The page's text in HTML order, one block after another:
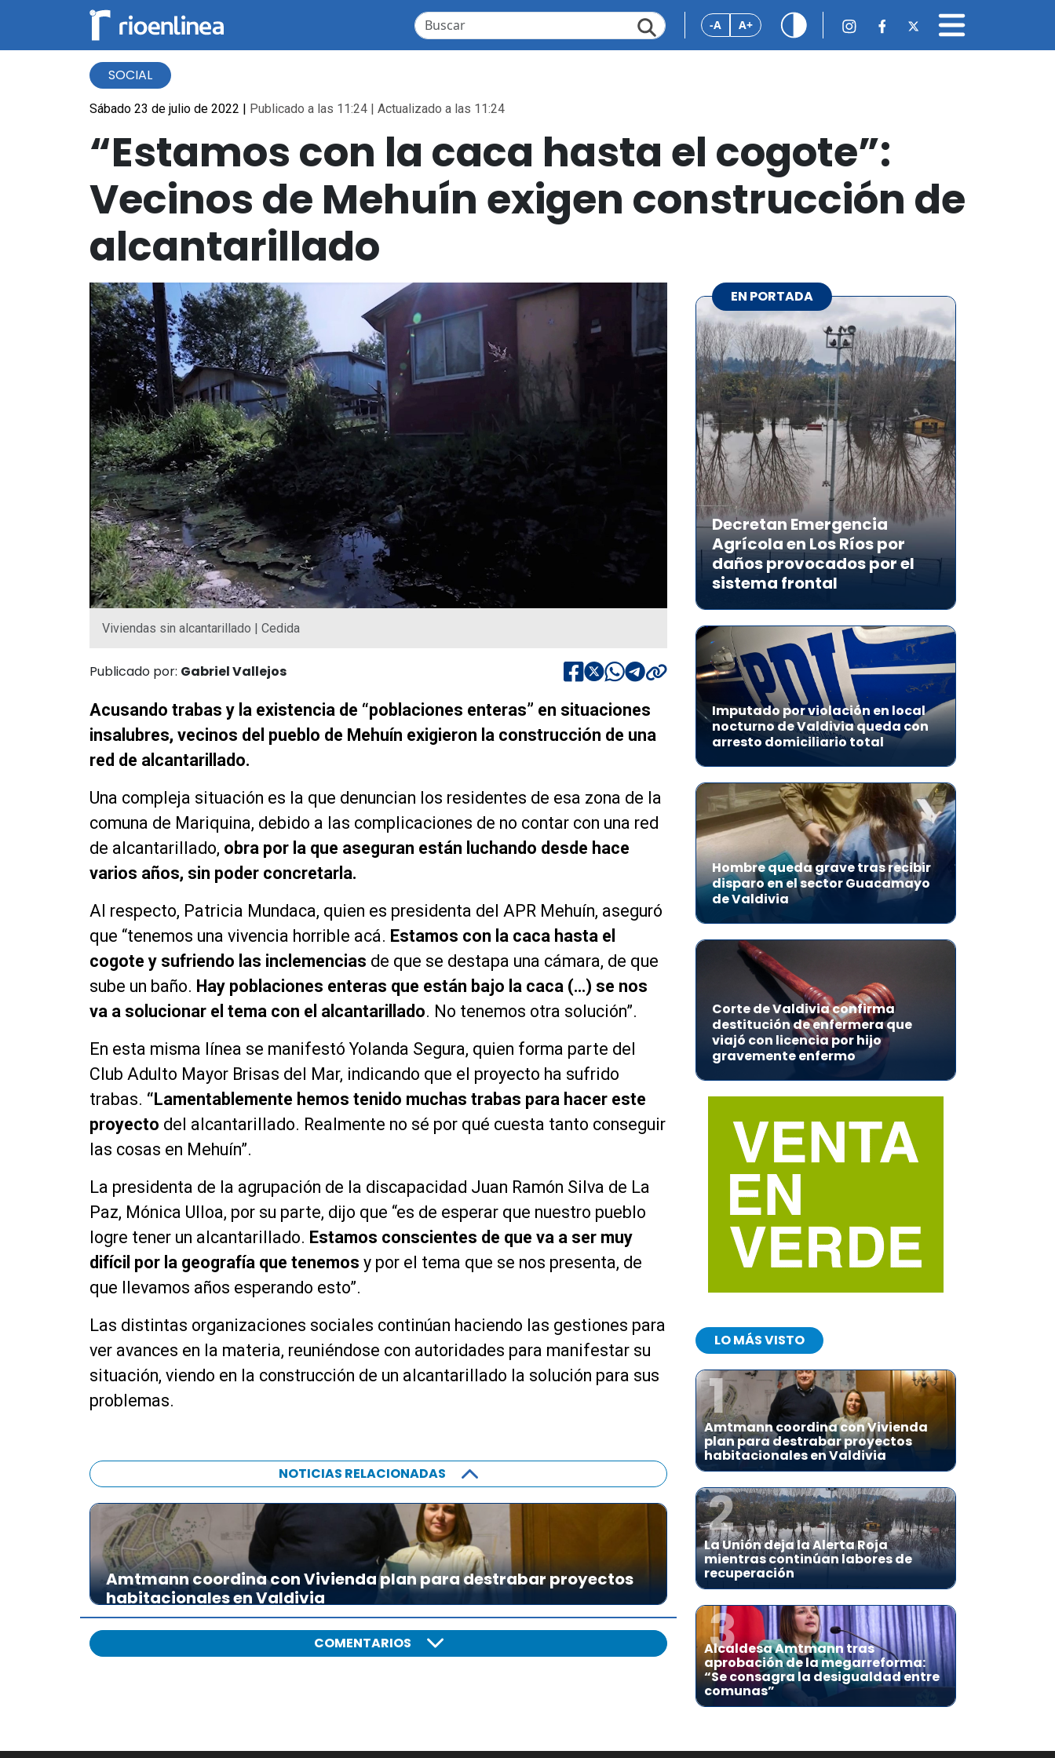
-A A+
SOCIAL
Sábado 23 de julio de 2022 | Publicado a las 11:24 | Actualizado a las 11:24
“Estamos con la caca hasta el cogote”:
Vecinos de Mehuín exigen construcción de
alcantarillado
Viviendas sin alcantarillado | Cedida
Publicado por: Gabriel Vallejos
Acusando trabas y la existencia de “poblaciones enteras” en situaciones
insalubres, vecinos del pueblo de Mehuín exigieron la construcción de una
red de alcantarillado.
Una compleja situación es la que denuncian los residentes de esa zona de la
comuna de Mariquina, debido a las complicaciones de no contar con una red
de alcantarillado, obra por la que aseguran están luchando desde hace
varios años, sin poder concretarla.
Al respecto, Patricia Mundaca, quien es presidenta del APR Mehuín, aseguró
que “tenemos una vivencia horrible acá. Estamos con la caca hasta el
cogote y sufriendo las inclemencias de que se destapa una cámara, de que
sube un baño. Hay poblaciones enteras que están bajo la caca (…) se nos
va a solucionar el tema con el alcantarillado. No tenemos otra solución”.
En esta misma línea se manifestó Yolanda Segura, quien forma parte del
Club Adulto Mayor Brisas del Mar, indicando que el proyecto ha sufrido
trabas. “Lamentablemente hemos tenido muchas trabas para hacer este
proyecto del alcantarillado. Realmente no sé por qué cuesta tanto conseguir
las cosas en Mehuín”.
La presidenta de la agrupación de la discapacidad Juan Ramón Silva de La
Paz, Mónica Ulloa, por su parte, dijo que “es de esperar que nuestro pueblo
logre tener un alcantarillado. Estamos conscientes de que va a ser muy
difícil por la geografía que tenemos y por el tema que se nos presenta, de
que llevamos años esperando esto”.
Las distintas organizaciones sociales continúan haciendo las gestiones para
ver avances en la materia, reuniéndose con autoridades para manifestar su
situación, viendo en la construcción de un alcantarillado la solución para sus
problemas.
NOTICIAS RELACIONADAS
Amtmann coordina con Vivienda plan para destrabar proyectos
habitacionales en Valdivia
COMENTARIOS
EN PORTADA
Decretan Emergencia
Agrícola en Los Ríos por
daños provocados por el
sistema frontal
Imputado por violación en local
nocturno de Valdivia queda con
arresto domiciliario total
Hombre queda grave tras recibir
disparo en el sector Guacamayo
de Valdivia
Corte de Valdivia confirma
destitución de enfermera que
viajó con licencia por hijo
gravemente enfermo
LO MÁS VISTO
1
Amtmann coordina con Vivienda
plan para destrabar proyectos
habitacionales en Valdivia
2
La Unión deja la Alerta Roja
mientras continúan labores de
recuperación
3
Alcaldesa Amtmann tras
aprobación de la megarreforma:
“Se consagra la desigualdad entre
comunas”